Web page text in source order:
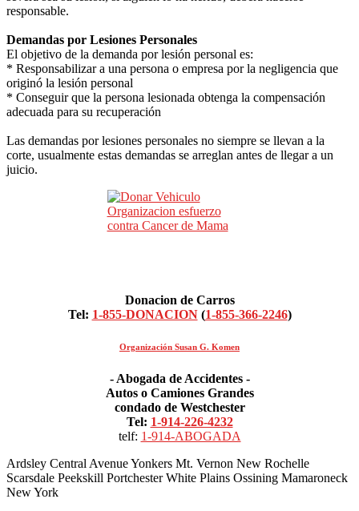
responsable.
Demandas por Lesiones Personales
El objetivo de la demanda por lesión personal es:
* Responsabilizar a una persona o empresa por la negligencia que
originó la lesión personal
* Conseguir que la persona lesionada obtenga la compensación
adecuada para su recuperación
Las demandas por lesiones personales no siempre se llevan a la
corte, usualmente estas demandas se arreglan antes de llegar a un
juicio.
Donacion de Carros
Tel: 1-855-DONACION(1-855-366-2246)
Organización Susan G. Komen
- Abogada de Accidentes -
Autos o Camiones Grandes
condado de Westchester
Tel: 1-914-226-4232
telf: 1-914-ABOGADA
Ardsley Central Avenue Yonkers Mt. Vernon New Rochelle
Scarsdale Peekskill Portchester White Plains Ossining Mamaroneck
New York